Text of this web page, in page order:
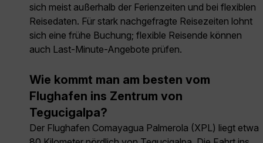
sich meist außerhalb der Ferienzeiten und bei flexiblen
Reisedaten. Für stark nachgefragte Reisezeiten lohnt
sich eine frühe Buchung; flexible Reisende können
auch Last-Minute-Angebote prüfen.
Wie kommt man am besten vom
Flughafen ins Zentrum von
Tegucigalpa?
Der Flughafen Comayagua Palmerola (XPL) liegt etwa